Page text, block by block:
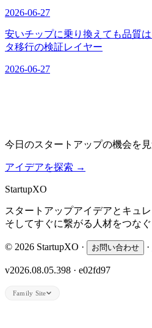
2026-06-27
安いチップに乗り換えても品質
タ移行の検証レイヤー
2026-06-27
今日のスタートアップの機会を
アイデアを探索 →
StartupXO
スタートアップアイデアとキュ
そしてすぐに繋がる人材をつなぐ
© 2026 StartupXO · お問い合わせ ·
v2026.08.05.398 · e02fd97
Family Site